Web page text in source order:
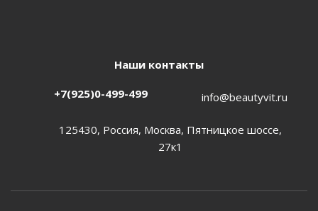
Наши контакты
+7(925)0-499-499 info@beautyvit.ru
125430, Россия, Москва, Пятницкое шоссе,
27к1